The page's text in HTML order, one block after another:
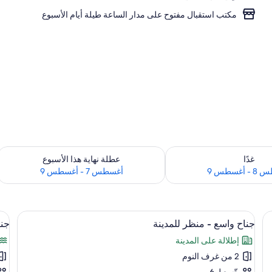
مكتب استقبال مفتوح على مدار الساعة طيلة أيام الأسبوع
غدًا
9
لغد للفترة أغسطس 8 - أغسطس 9
عطلة نهاية هذا الأسبوع
أغسطس 7 - أغسطس 9
تحقق من مدى التوفر لعطلة نهاية هذا الأسبوع
لوح كي وواي فاي مجانًا
استعراض
جميع
صور
جناح
خزنة داخل الغرفة وستائر تعتيم ومكواة/
10
جناح واسع - منظر للمدينة
إطلالة على المدينة
2 من غرف النوم